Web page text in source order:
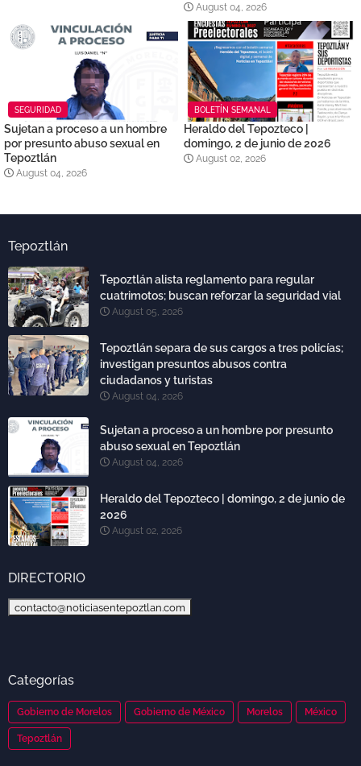
August 04, 2026
SEGURIDAD
Sujetan a proceso a un hombre
por presunto abuso sexual en
Tepoztlán
August 04, 2026
BOLETÍN SEMANAL
Heraldo del Tepozteco |
domingo, 2 de junio de 2026
August 02, 2026
Tepoztlán
Tepoztlán alista reglamento para regular
cuatrimotos; buscan reforzar la seguridad vial
August 05, 2026
Tepoztlán separa de sus cargos a tres policías;
investigan presuntos abusos contra
ciudadanos y turistas
August 04, 2026
Sujetan a proceso a un hombre por presunto
abuso sexual en Tepoztlán
August 04, 2026
Heraldo del Tepozteco | domingo, 2 de junio de
2026
August 02, 2026
DIRECTORIO
contacto@noticiasentepoztlan.com
Categorías
Gobierno de Morelos Gobierno de México Morelos México
Tepoztlán